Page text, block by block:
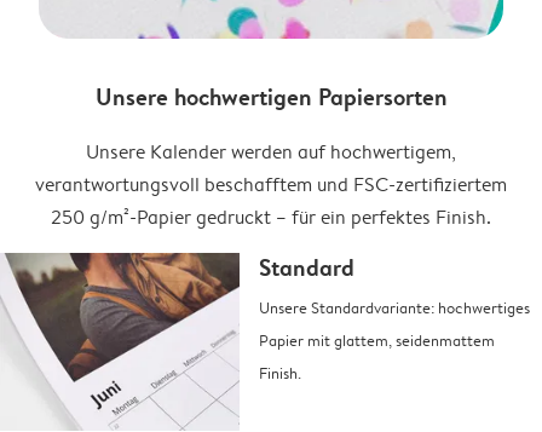
Unsere hochwertigen Papiersorten
Unsere Kalender werden auf hochwertigem,
verantwortungsvoll beschafftem und FSC-zertifiziertem
250 g/m²-Papier gedruckt – für ein perfektes Finish.
Standard
Unsere Standardvariante: hochwertiges
Papier mit glattem, seidenmattem
Finish.